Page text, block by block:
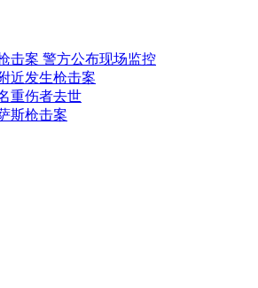
海水涨潮泡“桑拿”
头专摸美女大腿
击案 警方公布现场监控
近发生枪击案
重伤者去世
斯枪击案